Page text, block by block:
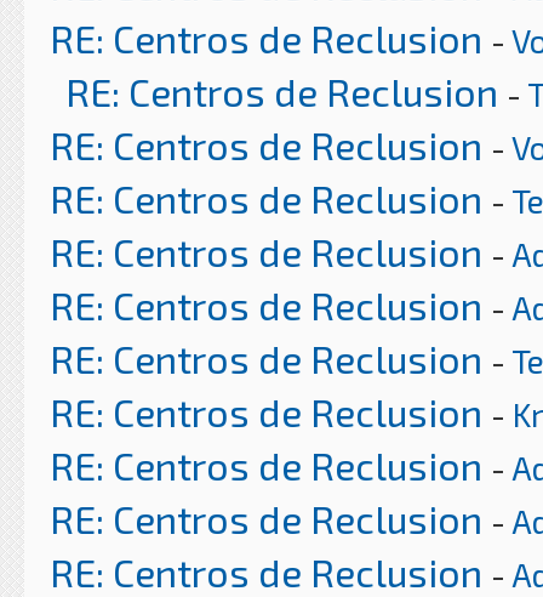
RE: Centros de Reclusion -
RE: Centros de Reclusion -
RE: Centros de Reclusion -
RE: Centros de Reclusion -
RE: Centros de Reclusion -
RE: Centros de Reclusion -
RE: Centros de Reclusion -
RE: Centros de Reclusion -
RE: Centros de Reclusion -
RE: Centros de Reclusion -
RE: Centros de Reclusion -